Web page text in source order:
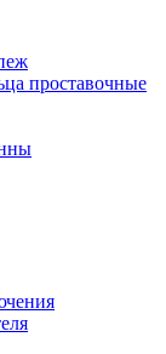
проставочные